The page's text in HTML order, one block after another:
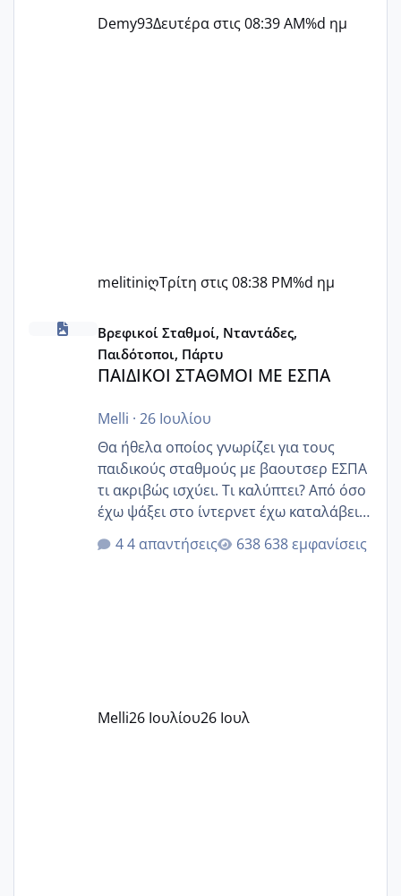
Demy93Δευτέρα στις 08:39 AM%d ημ
melitiniღΤρίτη στις 08:38 PM%d ημ
ΠΑΙΔΙΚΟΙ ΣΤΑΘΜΟΙ ΜΕ ΕΣΠΑ
Βρεφικοί Σταθμοί, Νταντάδες,
Παιδότοποι, Πάρτυ
ΠΑΙΔΙΚΟΙ ΣΤΑΘΜΟΙ ΜΕ ΕΣΠΑ
Melli · 26 Ιουλίου
Θα ήθελα οποίος γνωρίζει για τους
παιδικούς σταθμούς με βαουτσερ ΕΣΠΑ
τι ακριβώς ισχύει. Τι καλύπτει? Από όσο
έχω ψάξει στο ίντερνετ έχω καταλάβει
ότι το βαουτσερ καλύπτει όλα τα
δίδακτρα και τα τροφεια του ιδιωτικού
Εγώ πήγα σε έναν ιδιωτικό παιδικό στ
4 απαντήσεις 638 εμφανίσεις
Melli26 Ιουλίου26 Ιουλ